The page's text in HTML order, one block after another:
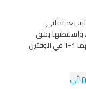
بعد ثماني
واسقطتها بشق
النفس 6-5 بركلات الترجيح بعد تعادلهما 1-1 في الوقتين